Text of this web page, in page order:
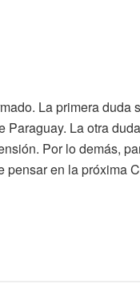
La primera
La otra
Por lo demás,
en la próxima